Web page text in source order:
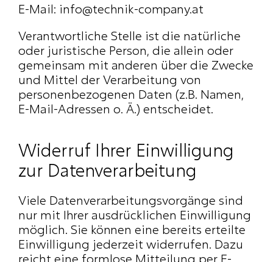
E-Mail: info@technik-company.at
Verantwortliche Stelle ist die natürliche
oder juristische Person, die allein oder
gemeinsam mit anderen über die Zwecke
und Mittel der Verarbeitung von
personenbezogenen Daten (z.B. Namen,
E-Mail-Adressen o. Ä.) entscheidet.
Widerruf Ihrer Einwilligung
zur Datenverarbeitung
Viele Datenverarbeitungsvorgänge sind
nur mit Ihrer ausdrücklichen Einwilligung
möglich. Sie können eine bereits erteilte
Einwilligung jederzeit widerrufen. Dazu
reicht eine formlose Mitteilung per E-